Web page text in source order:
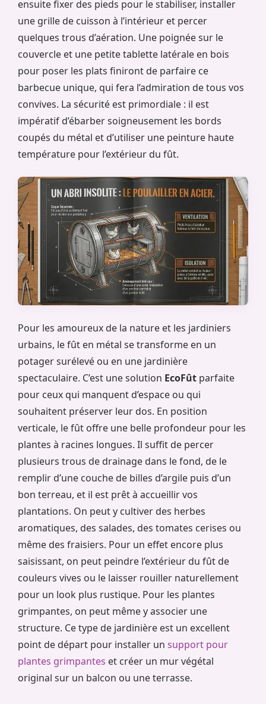
ensuite fixer des pieds pour le stabiliser, installer
une grille de cuisson à l’intérieur et percer
quelques trous d’aération. Une poignée sur le
couvercle et une petite tablette latérale en bois
pour poser les plats finiront de parfaire ce
barbecue unique, qui fera l’admiration de tous vos
convives. La sécurité est primordiale : il est
impératif d’ébarber soigneusement les bords
coupés du métal et d’utiliser une peinture haute
température pour l’extérieur du fût.
Pour les amoureux de la nature et les jardiniers
urbains, le fût en métal se transforme en un
potager surélevé ou en une jardinière
spectaculaire. C’est une solution EcoFût parfaite
pour ceux qui manquent d’espace ou qui
souhaitent préserver leur dos. En position
verticale, le fût offre une belle profondeur pour les
plantes à racines longues. Il suffit de percer
plusieurs trous de drainage dans le fond, de le
remplir d’une couche de billes d’argile puis d’un
bon terreau, et il est prêt à accueillir vos
plantations. On peut y cultiver des herbes
aromatiques, des salades, des tomates cerises ou
même des fraisiers. Pour un effet encore plus
saisissant, on peut peindre l’extérieur du fût de
couleurs vives ou le laisser rouiller naturellement
pour un look plus rustique. Pour les plantes
grimpantes, on peut même y associer une
structure. Ce type de jardinière est un excellent
point de départ pour installer un support pour
plantes grimpantes et créer un mur végétal
original sur un balcon ou une terrasse.